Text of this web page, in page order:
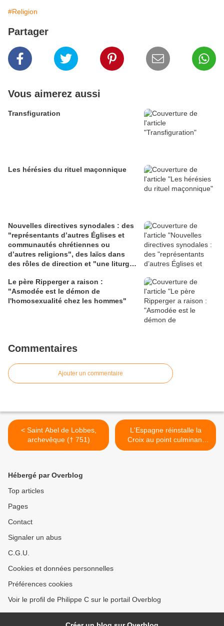
#Religion
Partager
Vous aimerez aussi
Transfiguration
Les hérésies du rituel maçonnique
Nouvelles directives synodales : des
"représentants d’autres Églises et
communautés chrétiennes ou
d’autres religions", des laïcs dans
des rôles de direction et "une liturgie
Le père Ripperger a raison :
"Asmodée est le démon de
l'homosexualité chez les hommes"
Commentaires
Ajouter un commentaire
< Saint Abel de Lobbes,
archevêque († 751)
L'Espagne réinstalle la
Croix au point culminant
des Pyrénées >
Hébergé par Overblog
Top articles
Pages
Contact
Signaler un abus
C.G.U.
Cookies et données personnelles
Préférences cookies
Voir le profil de Philippe C sur le portail Overblog